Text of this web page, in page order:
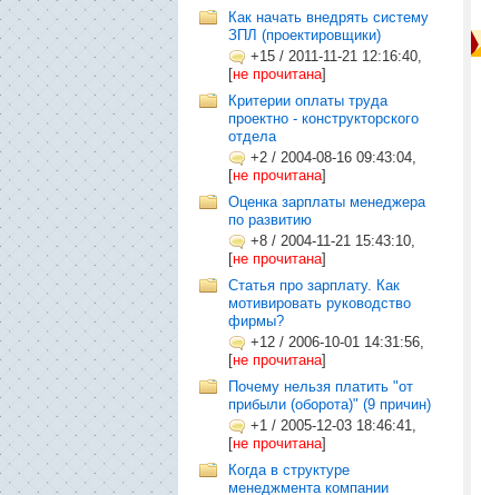
Как начать внедрять систему
ЗПЛ (проектировщики)
+15 / 2011-11-21 12:16:40,
[не прочитана]
Критерии оплаты труда
проектно - конструкторского
отдела
+2 / 2004-08-16 09:43:04,
[не прочитана]
Оценка зарплаты менеджера
по развитию
+8 / 2004-11-21 15:43:10,
[не прочитана]
Статья про зарплату. Как
мотивировать руководство
фирмы?
+12 / 2006-10-01 14:31:56,
[не прочитана]
Почему нельзя платить "от
прибыли (оборота)" (9 причин)
+1 / 2005-12-03 18:46:41,
[не прочитана]
Когда в структуре
менеджмента компании